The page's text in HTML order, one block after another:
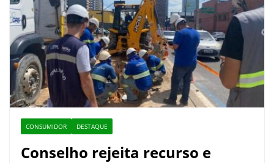
CONSUMIDOR DESTAQUE
Conselho rejeita recurso e